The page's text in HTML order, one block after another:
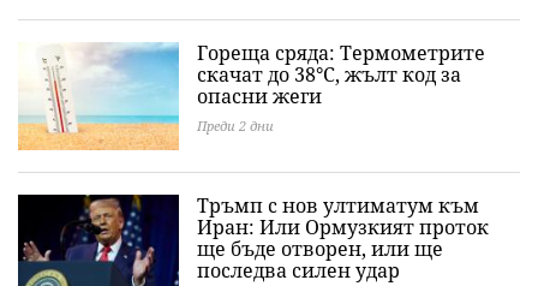
Гореща сряда: Термометрите
скачат до 38°C, жълт код за
опасни жеги
Преди 2 дни
Тръмп с нов ултиматум към
Иран: Или Ормузкият проток
ще бъде отворен, или ще
последва силен удар